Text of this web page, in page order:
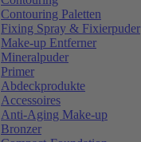
Contouring Paletten
Fixing Spray & Fixierpuder
Make-up Entferner
Mineralpuder
Primer
Abdeckprodukte
Accessoires
Anti-Aging Make-up
Bronzer